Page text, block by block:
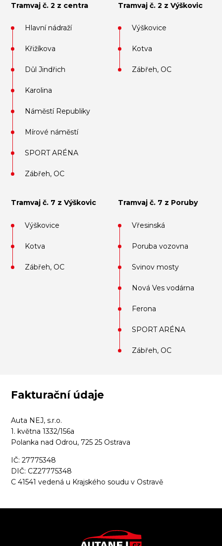
Tramvaj č. 2 z centra
Hlavní nádraží
Křižíkova
Důl Jindřich
Karolina
Náměstí Republiky
Mírové náměstí
SPORT ARÉNA
Zábřeh, OC
Tramvaj č. 2 z Výškovic
Výškovice
Kotva
Zábřeh, OC
Tramvaj č. 7 z Výškovic
Výškovice
Kotva
Zábřeh, OC
Tramvaj č. 7 z Poruby
Vřesinská
Poruba vozovna
Svinov mosty
Nová Ves vodárna
Ferona
SPORT ARÉNA
Zábřeh, OC
Fakturační údaje
Auta NEJ, s.r.o.
1. května 1332/156a
Polanka nad Odrou, 725 25 Ostrava
IČ: 27775348
DIČ: CZ27775348
C 41541 vedená u Krajského soudu v Ostravě